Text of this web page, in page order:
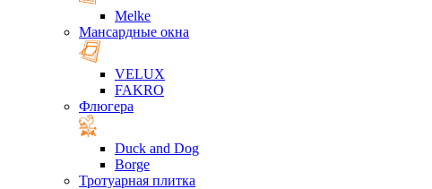
Melke
Мансардные окна
VELUX
FAKRO
Флюгера
Duck and Dog
Borge
Тротуарная плитка